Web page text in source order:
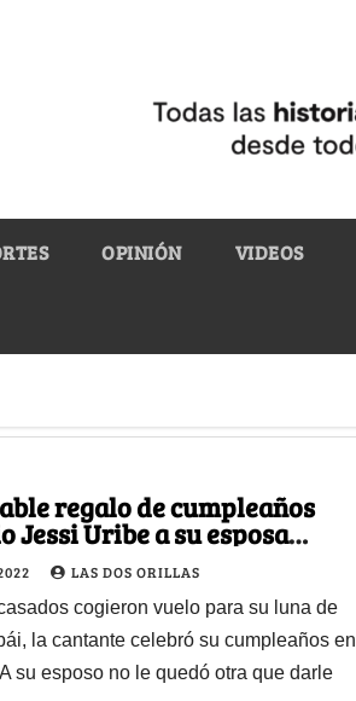
OPINIÓN VIDEOS
regalo de cumpleaños
Jessi Uribe a su esposa
LAS DOS ORILLAS
cogieron vuelo para su luna de
la cantante celebró su cumpleaños en
su esposo no le quedó otra que darle